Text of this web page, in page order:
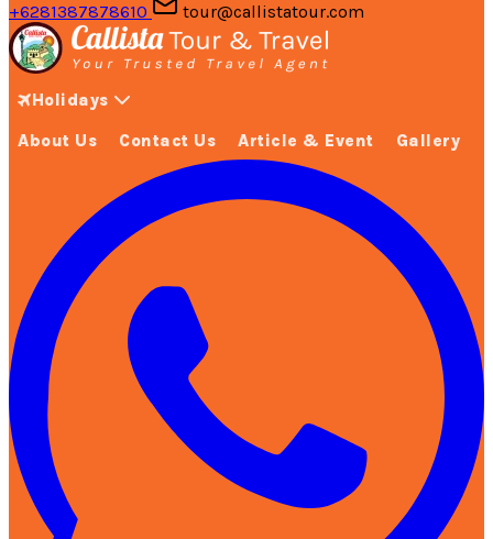
+6281387878610 tour@callistatour.com
Holidays
About Us Contact Us Article & Event Gallery